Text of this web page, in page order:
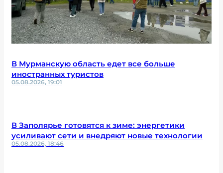
В Мурманскую область едет все больше
иностранных туристов
05.08.2026, 19:01
В Заполярье готовятся к зиме: энергетики
усиливают сети и внедряют новые технологии
05.08.2026, 18:46